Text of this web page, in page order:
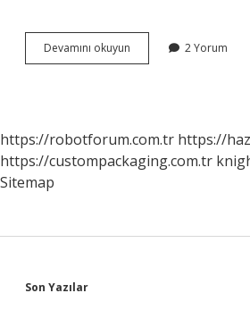
Devamını okuyun
Engelli
2 Yorum
https://robotforum.com.tr https://
https://custompackaging.com.tr
Sitemap
Sidebar
Son Yazılar